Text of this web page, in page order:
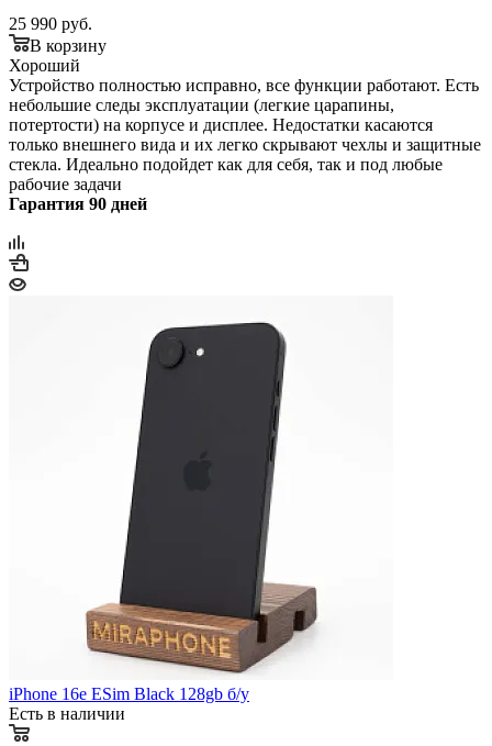
25 990 руб.
В корзину
Хороший
Устройство полностью исправно, все функции работают. Есть
небольшие следы эксплуатации (легкие царапины,
потертости) на корпусе и дисплее. Недостатки касаются
только внешнего вида и их легко скрывают чехлы и защитные
стекла. Идеально подойдет как для себя, так и под любые
рабочие задачи
Гарантия 90 дней
iPhone 16e ESim Black 128gb б/у
Есть в наличии